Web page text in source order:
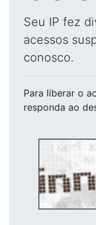
Seu IP fez
acessos
conosco.
Para liberar o
responda ao